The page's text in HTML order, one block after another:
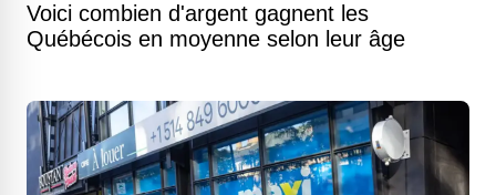
Voici combien d'argent gagnent les
Québécois en moyenne selon leur âge